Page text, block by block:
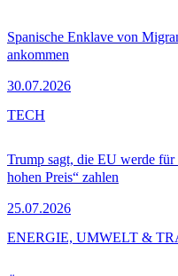
Spanische Enklave von
ankommen
30.07.2026
Trump sagt, die EU werde
hohen Preis“ zahlen
25.07.2026
TECH
ENERGIE, UMWELT &